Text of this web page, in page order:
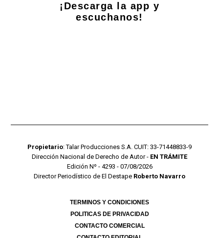
¡Descarga la app y
escuchanos!
Propietario: Talar Producciones S.A. CUIT: 33-71448833-9
Dirección Nacional de Derecho de Autor - EN TRÁMITE
Edición Nº - 4293 - 07/08/2026
Director Periodístico de El Destape Roberto Navarro
TERMINOS Y CONDICIONES
POLITICAS DE PRIVACIDAD
CONTACTO COMERCIAL